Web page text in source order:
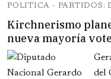
POLITICA - PARTIDOS:
Kirchnerismo
nueva mayoría
del